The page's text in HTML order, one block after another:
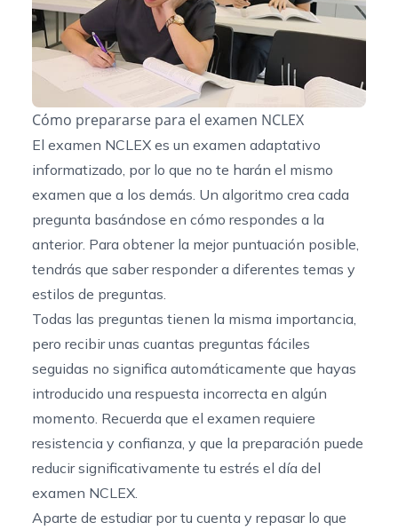
Cómo prepararse para el examen NCLEX
El examen NCLEX es un examen adaptativo
informatizado, por lo que no te harán el mismo
examen que a los demás. Un algoritmo crea cada
pregunta basándose en cómo respondes a la
anterior. Para obtener la mejor puntuación posible,
tendrás que saber responder a diferentes temas y
estilos de preguntas.
Todas las preguntas tienen la misma importancia,
pero recibir unas cuantas preguntas fáciles
seguidas no significa automáticamente que hayas
introducido una respuesta incorrecta en algún
momento. Recuerda que el examen requiere
resistencia y confianza, y que la preparación puede
reducir significativamente tu estrés el día del
examen NCLEX.
Aparte de estudiar por tu cuenta y repasar lo que